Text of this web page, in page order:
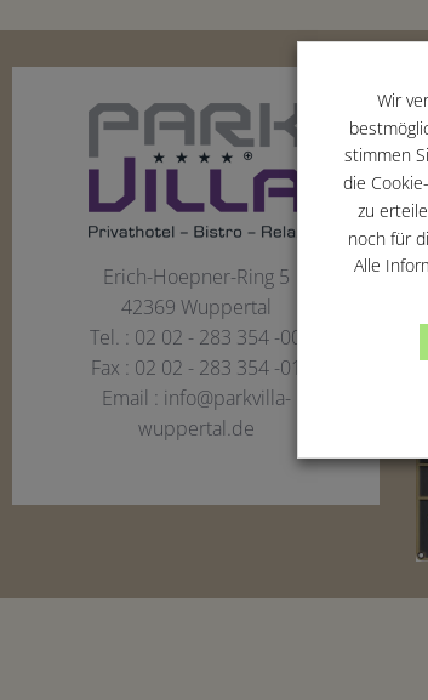
Erich-Hoepner-Ring 5
42369 Wuppertal
Tel. : 02 02 - 283 354 -00
Fax : 02 02 - 283 354 -01
Email : info@parkvilla-
wuppertal.de
Wir
stimmen
die
zu
noch für
Alle